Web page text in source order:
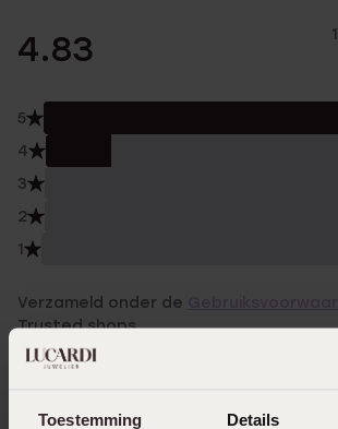
Toestemming Details
4.83
5
4
3
2
1
Verzameld onder de
Trusted shops
Filter